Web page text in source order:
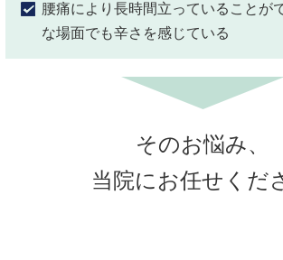
腰痛により長時間立っていることが
な場面でも辛さ を感じている
そのお悩み、
当院にお任せくだ